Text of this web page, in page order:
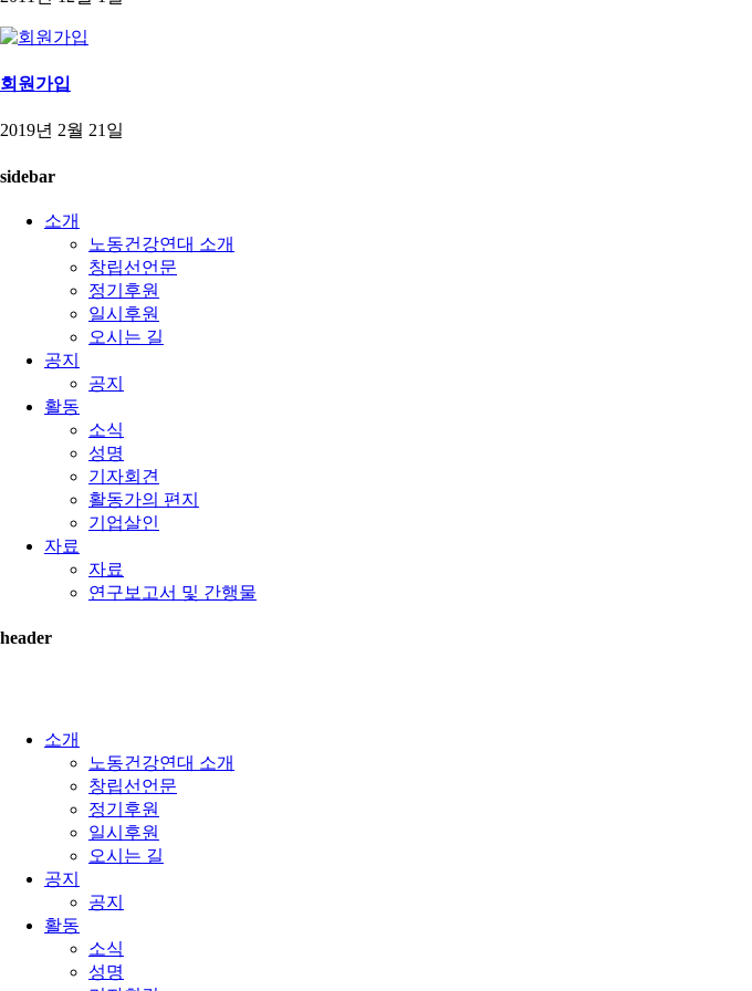
회원가입
2019년 2월 21일
sidebar
소개
노동건강연대 소개
창립선언문
정기후원
일시후원
오시는 길
공지
공지
활동
소식
성명
기자회견
활동가의 편지
기업살인
자료
자료
연구보고서 및 간행물
header
소개
노동건강연대 소개
창립선언문
정기후원
일시후원
오시는 길
공지
공지
활동
소식
성명